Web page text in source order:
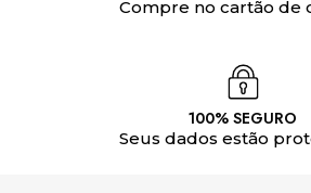
Compre no cartão de
100% SEGURO
Seus dados estão